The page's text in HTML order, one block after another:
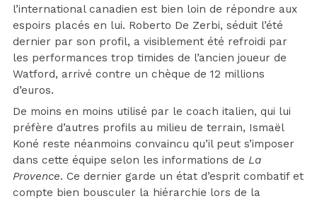
l’international canadien est bien loin de répondre aux
espoirs placés en lui. Roberto De Zerbi, séduit l’été
dernier par son profil, a visiblement été refroidi par
les performances trop timides de l’ancien joueur de
Watford, arrivé contre un chèque de 12 millions
d’euros.
De moins en moins utilisé par le coach italien, qui lui
préfère d’autres profils au milieu de terrain, Ismaël
Koné reste néanmoins convaincu qu’il peut s’imposer
dans cette équipe selon les informations de La
Provence. Ce dernier garde un état d’esprit combatif et
compte bien bousculer la hiérarchie lors de la